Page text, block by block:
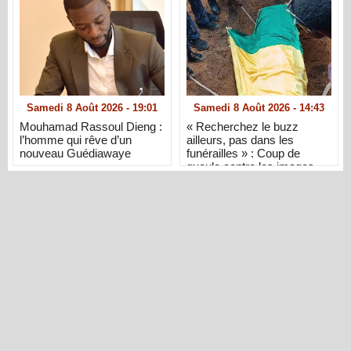
Samedi 8 Août 2026 - 19:01
Mouhamad Rassoul Dieng :
l’homme qui rêve d’un
nouveau Guédiawaye
Samedi 8 Août 2026 - 14:43
« Recherchez le buzz
ailleurs, pas dans les
funérailles » : Coup de
gueule contre les images